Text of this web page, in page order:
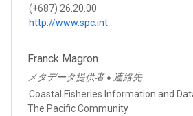
(+687) 26.20.00
http://www.spc.int
Franck Magron
メタデータ提供者 ● 連絡先
Coastal Fisheries Information and
The Pacific Community